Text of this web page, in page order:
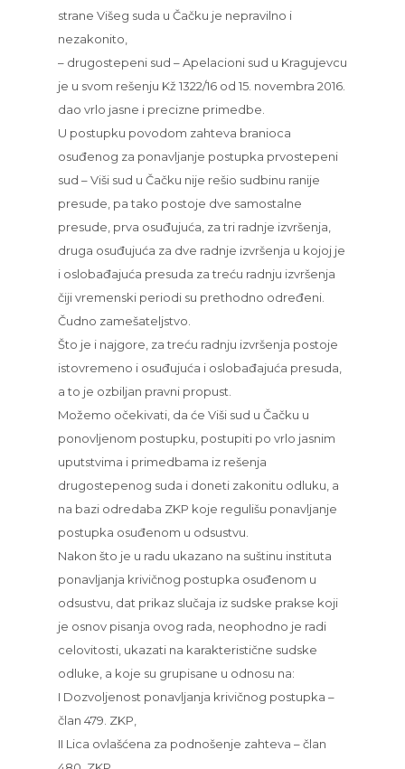
strane Višeg suda u Čačku je nepravilno i
nezakonito,
– drugostepeni sud – Apelacioni sud u Kragujevcu
je u svom rešenju Kž 1322/16 od 15. novembra 2016.
dao vrlo jasne i precizne primedbe.
U postupku povodom zahteva branioca
osuđenog za ponavljanje postupka prvostepeni
sud – Viši sud u Čačku nije rešio sudbinu ranije
presude, pa tako postoje dve samostalne
presude, prva osuđujuća, za tri radnje izvršenja,
druga osuđujuća za dve radnje izvršenja u kojoj je
i oslobađajuća presuda za treću radnju izvršenja
čiji vremenski periodi su prethodno određeni.
Čudno zamešateljstvo.
Što je i najgore, za treću radnju izvršenja postoje
istovremeno i osuđujuća i oslobađajuća presuda,
a to je ozbiljan pravni propust.
Možemo očekivati, da će Viši sud u Čačku u
ponovljenom postupku, postupiti po vrlo jasnim
uputstvima i primedbama iz rešenja
drugostepenog suda i doneti zakonitu odluku, a
na bazi odredaba ZKP koje regulišu ponavljanje
postupka osuđenom u odsustvu.
Nakon što je u radu ukazano na suštinu instituta
ponavljanja krivičnog postupka osuđenom u
odsustvu, dat prikaz slučaja iz sudske prakse koji
je osnov pisanja ovog rada, neophodno je radi
celovitosti, ukazati na karakteristične sudske
odluke, a koje su grupisane u odnosu na:
I Dozvoljenost ponavljanja krivičnog postupka –
član 479. ZKP,
II Lica ovlašćena za podnošenje zahteva – član